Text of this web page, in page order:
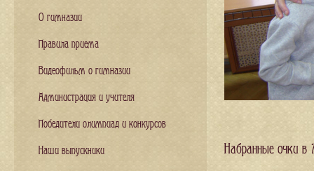
Набранные очки
О гимназии
Правила приема
Видеофильм о гимназии
Администрация и учителя
Победители олимпиад и конкурсов
Наши выпускники